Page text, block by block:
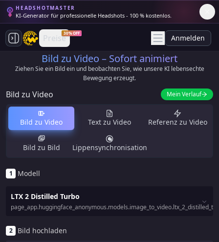
HEADSHOTMASTER
KI-Generator für professionelle Headshots - 100 % kostenlos.
Preise30% OFF
Anmelden
Bild zu Video – Sofort animiert
Ziehen Sie ein Bild ein und beobachten Sie, wie unsere KI lebensechte
Bewegung erzeugt.
Bild zu Video Mein Verlauf
Bild zu Video Text zu Video Referenz zu Video
Bild zu Bild Lippensynchronisation
1 Modell
LTX 2 Distilled Turbo
2 Bild hochladen